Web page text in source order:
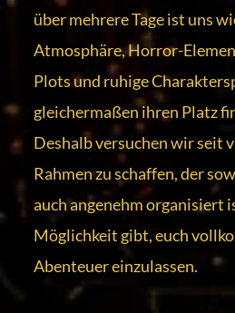
über mehrere Tage ist uns
Atmosphäre, Horror-
Plots und ruhige
gleichermaßen ihren Platz
Deshalb versuchen wir seit
Rahmen zu schaffen, der
auch angenehm organisiert
Möglichkeit gibt, euch
Abenteuer einzulassen.